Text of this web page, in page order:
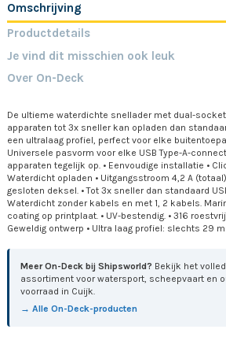
Omschrijving
Productdetails
Je vind dit misschien ook leuk
Over On-Deck
De ultieme waterdichte snellader met dual-
apparaten tot 3x sneller kan opladen dan
een ultralaag profiel, perfect voor elke
Universele pasvorm voor elke USB Type-A-
apparaten tegelijk op. • Eenvoudige installatie •
Waterdicht opladen • Uitgangsstroom 4,2 A
gesloten deksel. • Tot 3x sneller dan standaard
Waterdicht zonder kabels en met 1, 2 kabels.
coating op printplaat. • UV-bestendig. • 316
Geweldig ontwerp • Ultra laag profiel: slechts 29
Meer On-Deck bij Shipsworld? Bekijk het
assortiment voor watersport, scheepvaart en
voorraad in Cuijk.
→ Alle On-Deck-producten